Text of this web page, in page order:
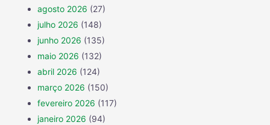
agosto 2026 (27)
julho 2026 (148)
junho 2026 (135)
maio 2026 (132)
abril 2026 (124)
março 2026 (150)
fevereiro 2026 (117)
janeiro 2026 (94)